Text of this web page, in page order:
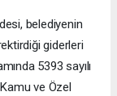
belediyenin
giderleri
5393 sayılı
ve Özel